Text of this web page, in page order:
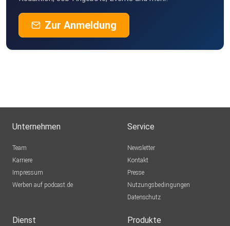
Zur Anmeldung
Unternehmen
Team
Karriere
Impressum
Werben auf podcast.de
Service
Newsletter
Kontakt
Presse
Nutzungsbedingungen
Datenschutz
Dienst Produkte